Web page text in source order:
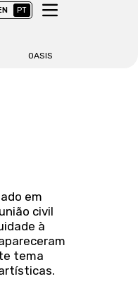
PT
OASIS
em
civil
à
tema